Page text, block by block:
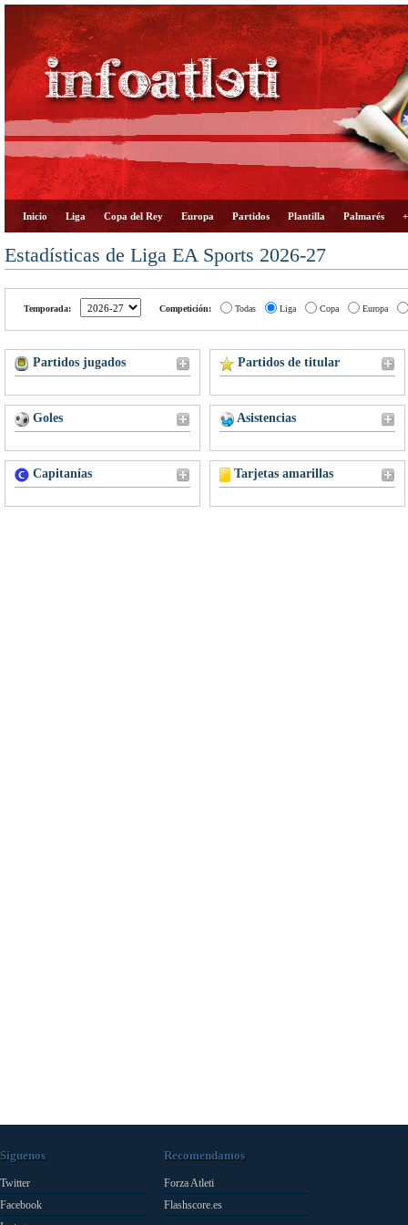
Inicio Liga Copa del Rey Europa Partidos Plantilla Palmarés
Estadísticas de Liga EA Sports 2026-27
Temporada: Competición: Todas Liga Copa Europa
Partidos jugados Partidos de titular
Goles Asistencias
Capitanías Tarjetas amarillas
Síguenos
Twitter
Facebook
Recomendamos
Forza Atleti
Flashscore.es